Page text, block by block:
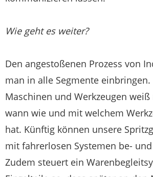
Wie geht es weiter?
Den angestoßenen Prozess von
man in alle Segmente
Maschinen und Werkzeugen
wann wie und mit welchem
hat. Künftig können unsere
mit fahrerlosen Systemen be-
Zudem steuert ein